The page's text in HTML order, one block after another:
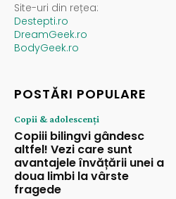
Site-uri din rețea:
Destepti.ro
DreamGeek.ro
BodyGeek.ro
POSTĂRI POPULARE
Copii & adolescenți
Copiii bilingvi gândesc
altfel! Vezi care sunt
avantajele învățării unei a
doua limbi la vârste
fragede